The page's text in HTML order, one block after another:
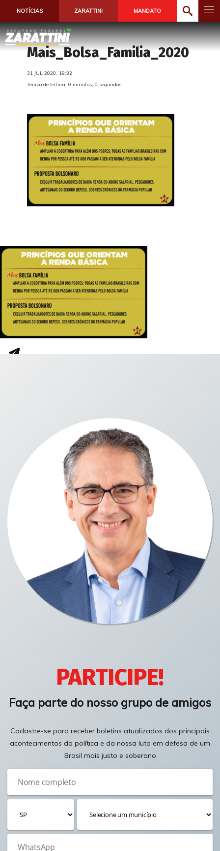
NOTÍCIAS ZARATTINI MANDATO
Mais_Bolsa_Familia_2020
31 JUL 2020, 19:32
Tempo de leitura: 0 minutos, 0 segundos
PARTICIPE!
Faça parte do nosso grupo de amigos
Cadastre-se para receber boletins atualizados dos principais
acontecimentos da política e da nossa luta em defesa de um
Brasil mais justo e soberano